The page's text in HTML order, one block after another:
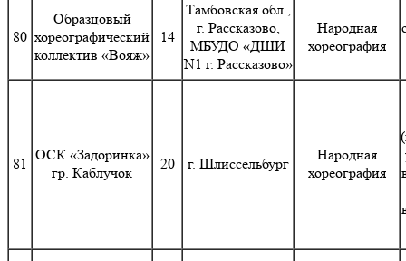
80
Образцовый
хореографический
коллектив «Вояж»
14
Тамбовская обл.,
г. Рассказово,
МБУДО «ДШИ
N1 г. Рассказово»
Народная
хореография
81
ОСК «Задоринка»
гр. Каблучок
20 г. Шлиссельбург
Народная
хореография